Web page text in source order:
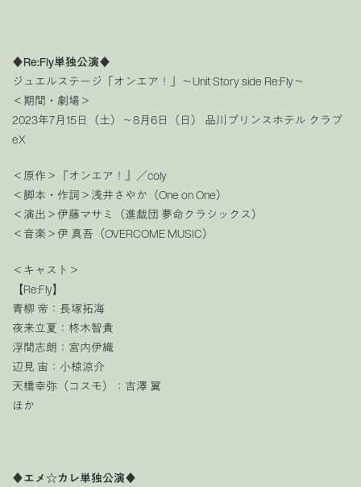
♦Re:Fly単独公演♦
ジュエルステージ「オンエア！」〜Unit Story side Re:Fly〜
＜期間・劇場＞
2023年7月15日（土）～8月6日（日） 品川プリンスホテル クラブ
eX
＜原作＞『オンエア！』／coly
＜脚本・作詞＞浅井さやか（One on One）
＜演出＞伊藤マサミ（進戯団 夢命クラシックス）
＜音楽＞伊 真吾（OVERCOME MUSIC）
＜キャスト＞
【Re:Fly】
青柳 帝：長塚拓海
夜来立夏：柊木智貴
浮間志朗：宮内伊織
辺見 宙：小椋涼介
天橋幸弥（コスモ）：吉澤 翼
ほか
♦エメ☆カレ単独公演♦